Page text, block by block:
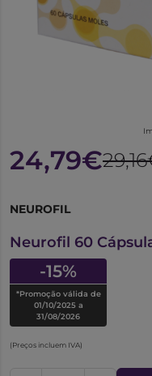
24,79€
NEUROFIL
Neurofil 60
-15%
*Promoção válida de
01/10/2025 a
31/08/2026
(Preços incluem IVA)